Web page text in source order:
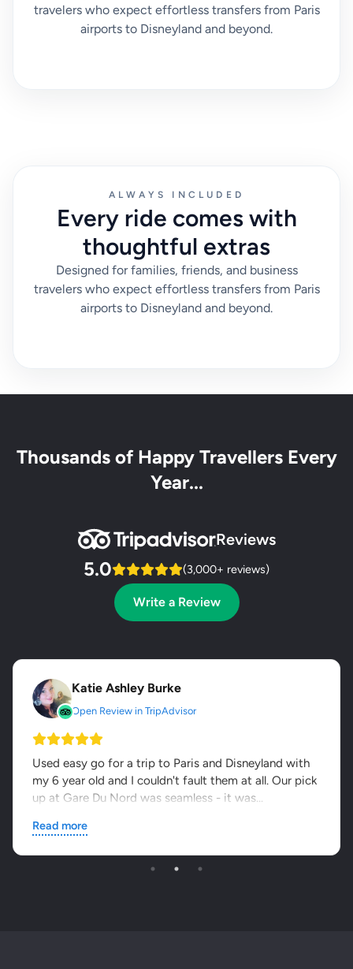
travelers who expect effortless transfers from Paris
airports to Disneyland and beyond.
ALWAYS INCLUDED
Every ride comes with
thoughtful extras
Designed for families, friends, and business
travelers who expect effortless transfers from Paris
airports to Disneyland and beyond.
Thousands of Happy Travellers Every
Year...
Reviews
5.0 (3,000+ reviews)
Write a Review
Katie Ashley Burke
Open Review in TripAdvisor
Used easy go for a trip to Paris and Disneyland with
my 6 year old and I couldn't fault them at all. Our pick
up at Gare Du Nord was seamless - it was...
Read more